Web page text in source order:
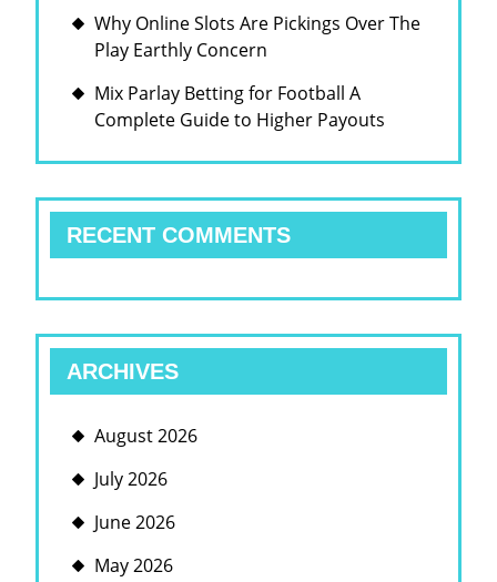
Why Online Slots Are Pickings Over The
Play Earthly Concern
Mix Parlay Betting for Football A
Complete Guide to Higher Payouts
RECENT COMMENTS
ARCHIVES
August 2026
July 2026
June 2026
May 2026